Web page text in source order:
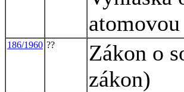
186/1960 ??
Zákon o
zákon)